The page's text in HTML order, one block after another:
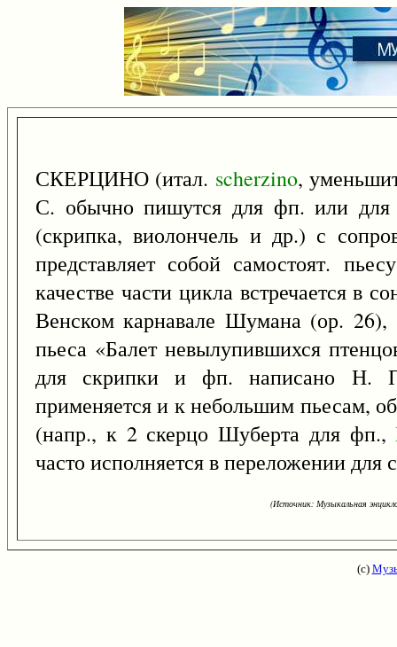
СКЕРЦИНО (итал. scherzino,
С. обычно пишутся для фп. или для
(скрипка, виолончель и др.) с
представляет собой самостоят.
качестве части цикла встречается в
Венском карнавале Шумана (ор.
пьеса «Балет невылупившихся
для скрипки и фп. написано Н.
применяется и к небольшим пьесам,
(напр., к 2 скерцо Шуберта для фп.,
часто исполняется в переложении
(Источник: Музыкальная
(с)